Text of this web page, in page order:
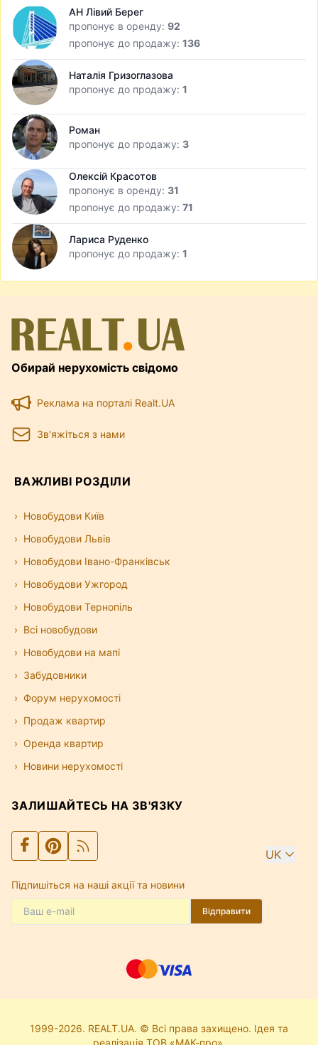
АН Лівий Берег
пропонує в оренду: 92
пропонує до продажу: 136
Наталія Гризоглазова
пропонує до продажу: 1
Роман
пропонує до продажу: 3
Олексій Красотов
пропонує в оренду: 31
пропонує до продажу: 71
Лариса Руденко
пропонує до продажу: 1
Обирай нерухомість свідомо
Реклама на порталі Realt.UA
Зв'яжіться з нами
ВАЖЛИВІ РОЗДІЛИ
Новобудови Київ
Новобудови Львів
Новобудови Івано-Франківськ
Новобудови Ужгород
Новобудови Тернопіль
Всі новобудови
Новобудови на мапі
Забудовники
Форум нерухомості
Продаж квартир
Оренда квартир
Новини нерухомості
ЗАЛИШАЙТЕСЬ НА ЗВ'ЯЗКУ
UK
Підпишіться на наші акції та новини
Відправити
1999-2026. REALT.UA. © Всі права захищено. Ідея та
реалізація ТОВ «МАК-про».